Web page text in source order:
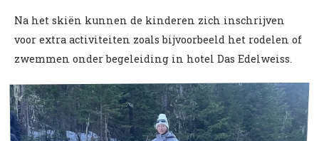
Na het skiën kunnen de kinderen zich inschrijven
voor extra activiteiten zoals bijvoorbeeld het rodelen of
zwemmen onder begeleiding in hotel Das Edelweiss.